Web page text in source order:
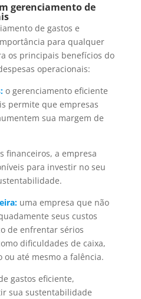
gerenciamento de
de gastos e
para qualquer
os principais benefícios do
operacionais:
o gerenciamento eficiente
permite que empresas
sua margem de
financeiros, a empresa
para investir no seu
uma empresa que não
seus custos
de enfrentar sérios
dificuldades de caixa,
ou até mesmo a falência.
gastos eficiente,
sua sustentabilidade